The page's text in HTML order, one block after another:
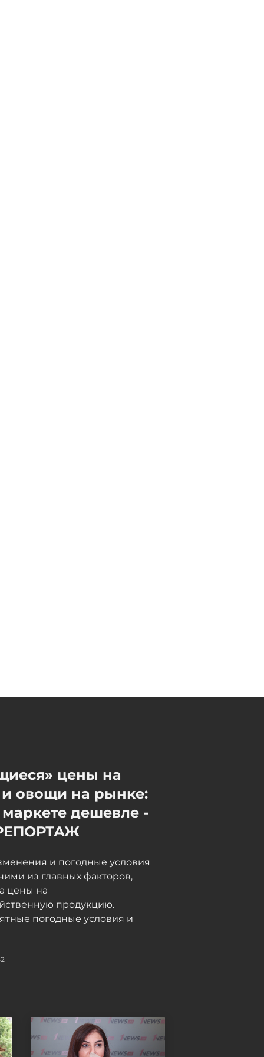
Азербайджанские
дальнобойщики в Грузии
неделями не могут пройти
таможню, в МИД направлен
цены на
овощи на рынке:
дешевле -
и погодные условия
из главных факторов,
цены на
продукцию.
погодные условия и